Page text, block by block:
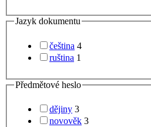
Jazyk dokumentu
čeština 4
ruština 1
Předmětové heslo
dějiny 3
novověk 3